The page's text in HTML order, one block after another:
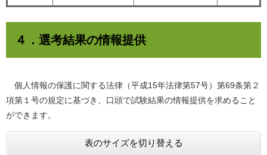
４．選考結果の情報提供
個人情報の保護に関する法律（平成15年法律第57号）第69条第２
項第１号の規定に基づき、口頭で試験結果の情報提供を求めること
ができます。
表のサイズを切り替える